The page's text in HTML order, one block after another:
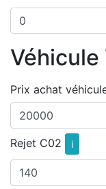
Prix achat
Rejet C02
i